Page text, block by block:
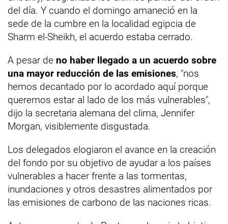
del día. Y cuando el domingo amaneció en la
sede de la cumbre en la localidad egipcia de
Sharm el-Sheikh, el acuerdo estaba cerrado.
A pesar de no haber llegado a un acuerdo sobre
una mayor reducción de las emisiones, "nos
hemos decantado por lo acordado aquí porque
queremos estar al lado de los más vulnerables",
dijo la secretaria alemana del clima, Jennifer
Morgan, visiblemente disgustada.
Los delegados elogiaron el avance en la creación
del fondo por su objetivo de ayudar a los países
vulnerables a hacer frente a las tormentas,
inundaciones y otros desastres alimentados por
las emisiones de carbono de las naciones ricas.